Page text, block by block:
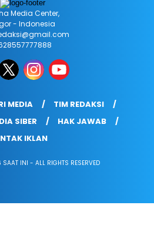
Media Center,
- Indonesia
MEDIA
TIM REDAKSI
SIBER
HAK JAWAB
IKLAN
INI - ALL RIGHTS RESERVED